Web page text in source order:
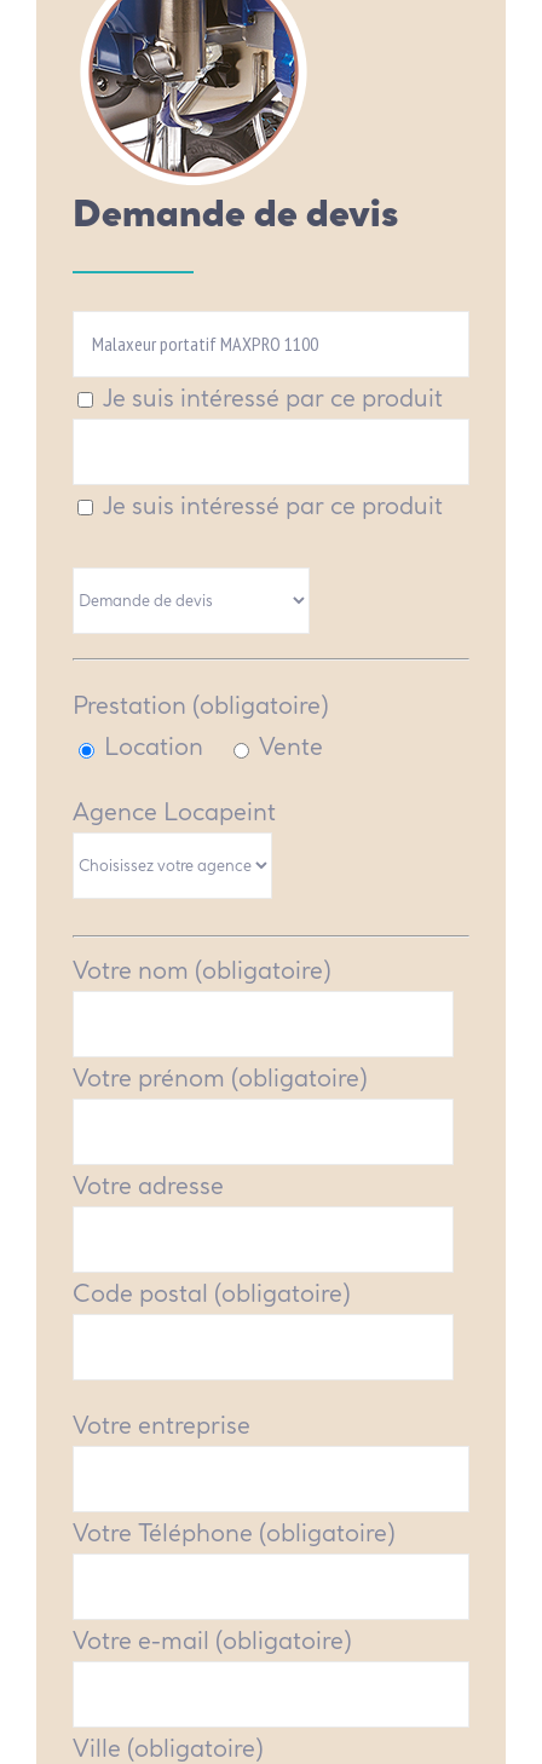
Demande de devis
Je suis intéressé par ce produit
Je suis intéressé par ce produit
Prestation (obligatoire)
Location
Vente
Agence Locapeint
Votre nom (obligatoire)
Votre prénom (obligatoire)
Votre adresse
Code postal (obligatoire)
Votre entreprise
Votre Téléphone (obligatoire)
Votre e-mail (obligatoire)
Ville (obligatoire)